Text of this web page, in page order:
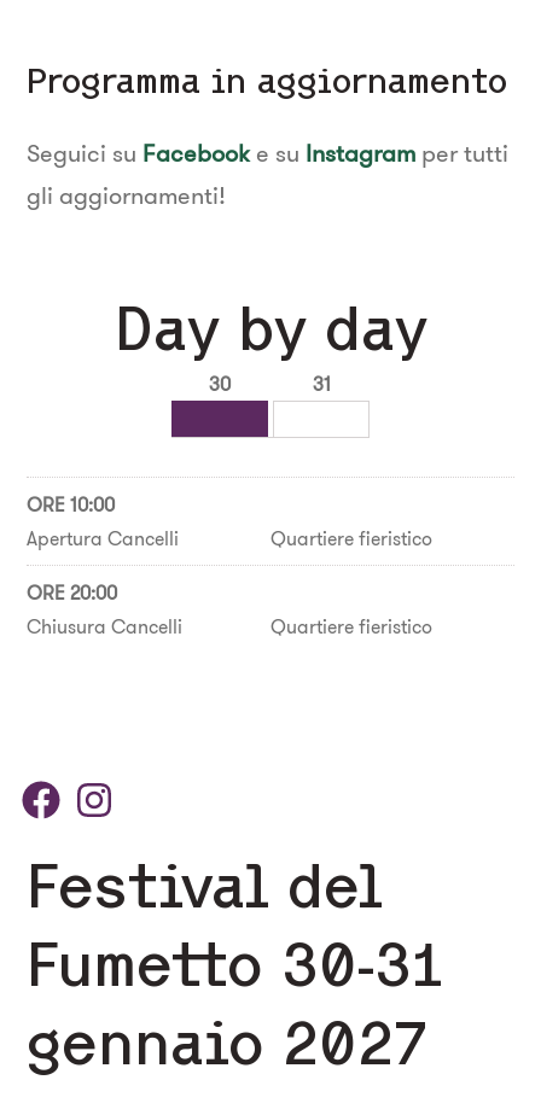
Programma in aggiornamento
Seguici su Facebooke su Instagram per tutti
gli aggiornamenti!
Day by day
30 31
ORE 10:00
Apertura Cancelli
Quartiere fieristico
ORE 20:00
Chiusura Cancelli
Quartiere fieristico
Festival del
Fumetto 30-31
gennaio 2027